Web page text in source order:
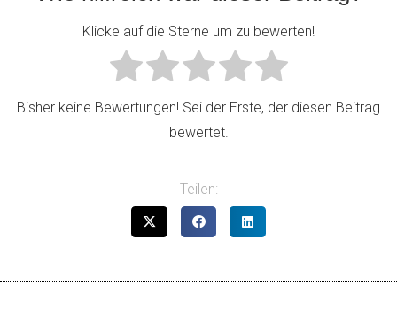
Klicke auf die Sterne um zu bewerten!
Bisher keine Bewertungen! Sei der Erste, der diesen Beitrag
bewertet.
Teilen: